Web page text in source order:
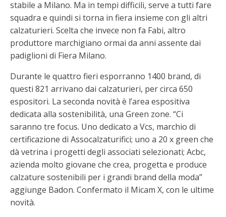
stabile a Milano. Ma in tempi difficili, serve a tutti fare
squadra e quindi si torna in fiera insieme con gli altri
calzaturieri. Scelta che invece non fa Fabi, altro
produttore marchigiano ormai da anni assente dai
padiglioni di Fiera Milano.
Durante le quattro fieri esporranno 1400 brand, di
questi 821 arrivano dai calzaturieri, per circa 650
espositori. La seconda novità è l’area espositiva
dedicata alla sostenibilità, una Green zone. “Ci
saranno tre focus. Uno dedicato a Vcs, marchio di
certificazione di Assocalzaturifici; uno a 20 x green che
dà vetrina i progetti degli associati selezionati; Acbc,
azienda molto giovane che crea, progetta e produce
calzature sostenibili per i grandi brand della moda”
aggiunge Badon. Confermato il Micam X, con le ultime
novità.